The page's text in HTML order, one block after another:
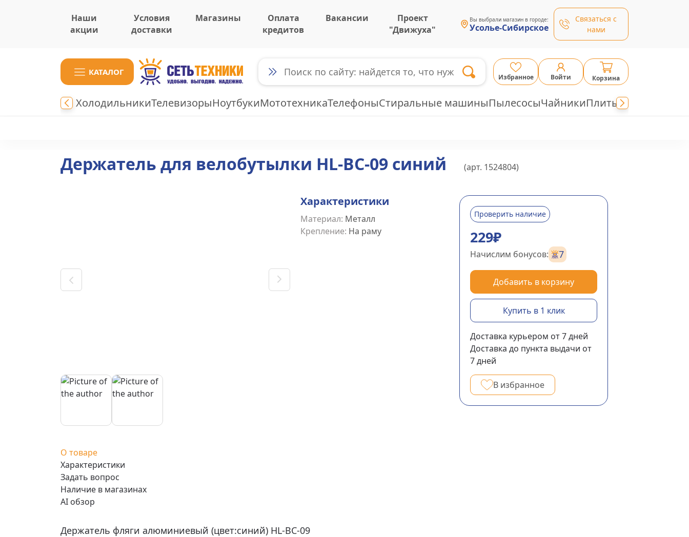
Наши
акции
Условия
доставки
Магазины
Оплата
кредитов
Вакансии
Проект
"Движуха"
Вы выбрали магазин в городе:
Усолье-Сибирское
Связаться с
нами
КАТАЛОГ
Избранное Войти Корзина
ХолодильникиТелевизорыНоутбукиМототехникаТелефоныСтиральные машиныПылесосыЧайникиПлиты
Держатель для велобутылки HL-BC-09 синий (арт. 1524804)
229₽
Проверить наличие
Начислим бонусов: 7
Добавить в корзину
Купить в 1 клик
Доставка курьером от 7дней
Доставка до пункта выдачи от
7дней
В избранное
Характеристики
Материал: Металл
Крепление: На раму
О товаре
Характеристики
Задать вопрос
Наличие в магазинах
AI обзор
Держатель фляги алюминиевый (цвет:синий) HL-BC-09